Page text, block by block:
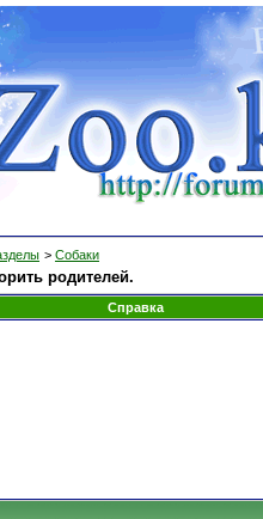
> Собаки
родителей.
Справка